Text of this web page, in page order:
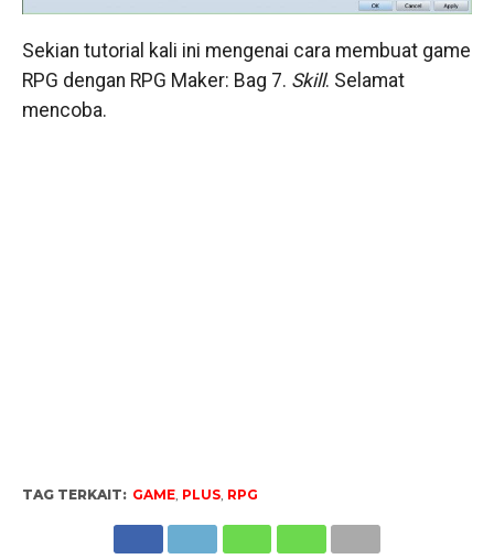
Sekian tutorial kali ini mengenai cara membuat game
RPG dengan RPG Maker: Bag 7. Skill. Selamat
mencoba.
TAG TERKAIT: GAME, PLUS, RPG